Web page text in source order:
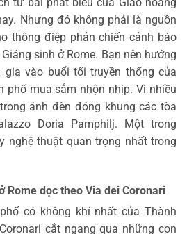
Nhưng đó không phải là nguồn
thông điệp phản chiến cảnh báo
sinh ở Rome. Bạn nên hướng
gia vào buổi tối truyền thống của
phố mua sắm nhộn nhịp. Vì nhiều
ánh đèn đóng khung các tòa
Doria Pamphilj. Một trong
nghệ thuật quan trọng nhất trong
Rome dọc theo Via dei Coronari
có không khí nhất của Thành
cắt ngang qua những con